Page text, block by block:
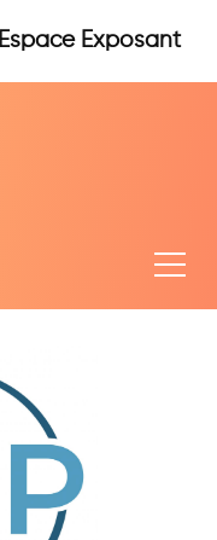
Espace Exposant